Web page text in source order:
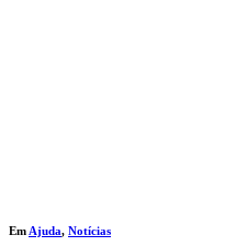
Em Ajuda, Notícias